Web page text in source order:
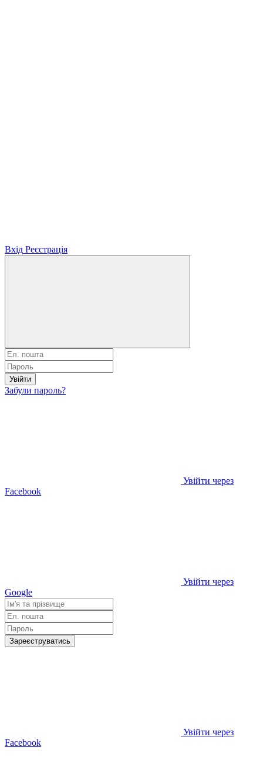
Вхід Реєстрація
Увійти
Забули пароль?
Увійти через
Facebook
Увійти через
Google
Зареєструватись
Увійти через
Facebook